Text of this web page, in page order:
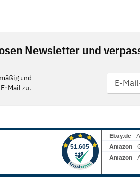
Newsletter und
und
Mail zu.